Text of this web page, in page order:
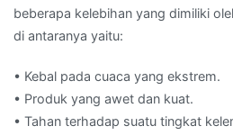
beberapa kelebihan yang dimiliki
di antaranya yaitu:
• Kebal pada cuaca yang ekstrem.
• Produk yang awet dan kuat.
• Tahan terhadap suatu tingkat